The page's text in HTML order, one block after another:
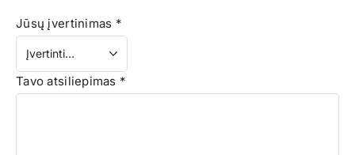
Jūsų įvertinimas *
Tavo atsiliepimas *